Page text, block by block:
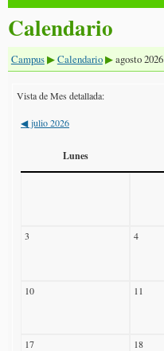
Calendario
Campus ▶ Calendario ▶agosto 2026
Vista de Mes detallada:
◀julio 2026
Lunes
3 4
10 11
17 18